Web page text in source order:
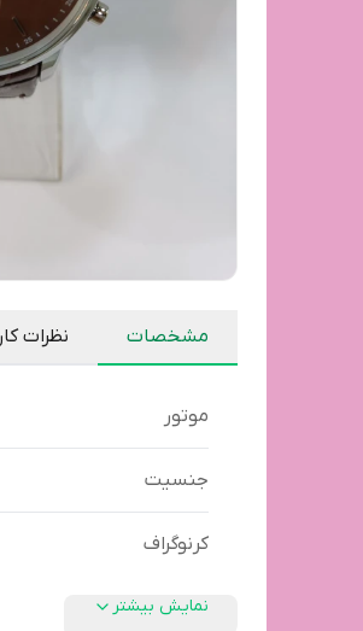
مشخصات نظرات
موتور
جنسیت
کرنوگراف
نمایش بیشتر